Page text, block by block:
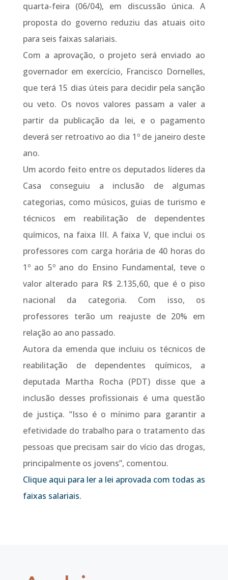
quarta-feira (06/04), em discussão única. A
proposta do governo reduziu das atuais oito
para seis faixas salariais.
Com a aprovação, o projeto será enviado ao
governador em exercício, Francisco Dornelles,
que terá 15 dias úteis para decidir pela sanção
ou veto. Os novos valores passam a valer a
partir da publicação da lei, e o pagamento
deverá ser retroativo ao dia 1º de janeiro deste
ano.
Um acordo feito entre os deputados líderes da
Casa conseguiu a inclusão de algumas
categorias, como músicos, guias de turismo e
técnicos em reabilitação de dependentes
químicos, na faixa III. A faixa V, que inclui os
professores com carga horária de 40 horas do
1º ao 5º ano do Ensino Fundamental, teve o
valor alterado para R$ 2.135,60, que é o piso
nacional da categoria. Com isso, os
professores terão um reajuste de 20% em
relação ao ano passado.
Autora da emenda que incluiu os técnicos de
reabilitação de dependentes químicos, a
deputada Martha Rocha (PDT) disse que a
inclusão desses profissionais é uma questão
de justiça. “Isso é o mínimo para garantir a
efetividade do trabalho para o tratamento das
pessoas que precisam sair do vício das drogas,
principalmente os jovens”, comentou.
Clique aqui para ler a lei aprovada com todas as
faixas salariais.